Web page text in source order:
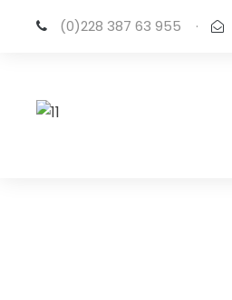
(0)228 387 63 955 ·